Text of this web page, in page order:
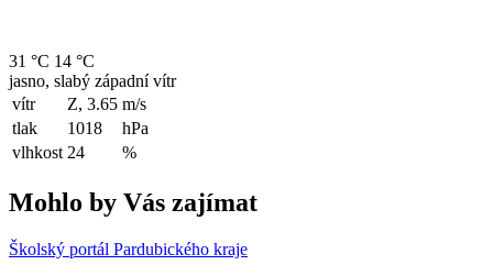
31 °C 14 °C
jasno, slabý západní vítr
vítr
Z, 3.65 m/s
tlak
1018
hPa
vlhkost 24 %
Mohlo by Vás zajímat
Školský portál Pardubického kraje